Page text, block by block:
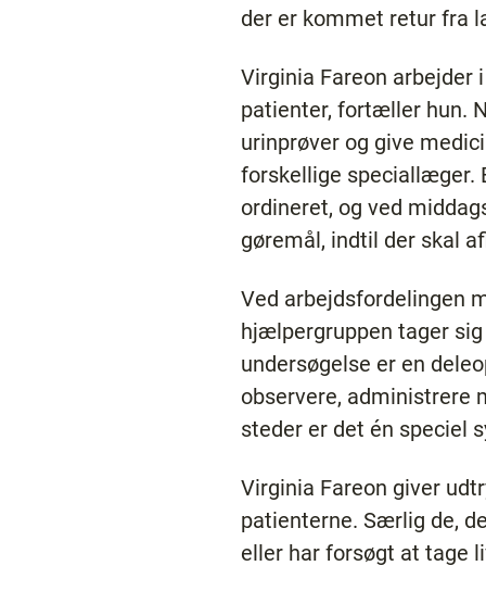
der er kommet retur fra
Virginia Fareon arbejder
patienter, fortæller hun.
urinprøver og give
forskellige speciallæger.
ordineret, og ved
gøremål, indtil der skal
Ved arbejdsfordelingen
hjælpergruppen tager
undersøgelse er en
observere, administrere
steder er det én speciel
Virginia Fareon giver
patienterne. Særlig de,
eller har forsøgt at tage